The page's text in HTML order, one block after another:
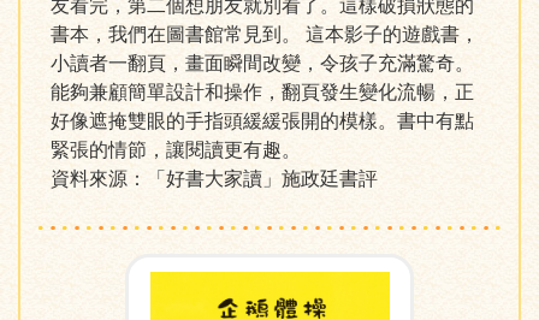
友看完，第二個想朋友就別看了。這樣破損狀態的
書本，我們在圖書館常見到。 這本影子的遊戲書，
小讀者一翻頁，畫面瞬間改變，令孩子充滿驚奇。
能夠兼顧簡單設計和操作，翻頁發生變化流暢，正
好像遮掩雙眼的手指頭緩緩張開的模樣。書中有點
緊張的情節，讓閱讀更有趣。
資料來源：「好書大家讀」施政廷書評